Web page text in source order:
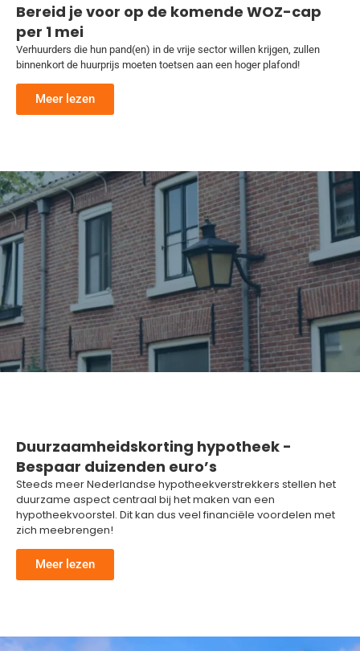
Bereid je voor op de komende WOZ-cap
per 1 mei
Verhuurders die hun pand(en) in de vrije sector willen krijgen, zullen
binnenkort de huurprijs moeten toetsen aan een hoger plafond!
Meer lezen
Duurzaamheidskorting hypotheek -
Bespaar duizenden euro’s
Steeds meer Nederlandse hypotheekverstrekkers stellen het
duurzame aspect centraal bij het maken van een
hypotheekvoorstel. Dit kan dus veel financiële voordelen met
zich meebrengen!
Meer lezen